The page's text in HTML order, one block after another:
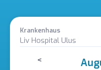
Krankenhaus
Liv Hospital Ulus
<